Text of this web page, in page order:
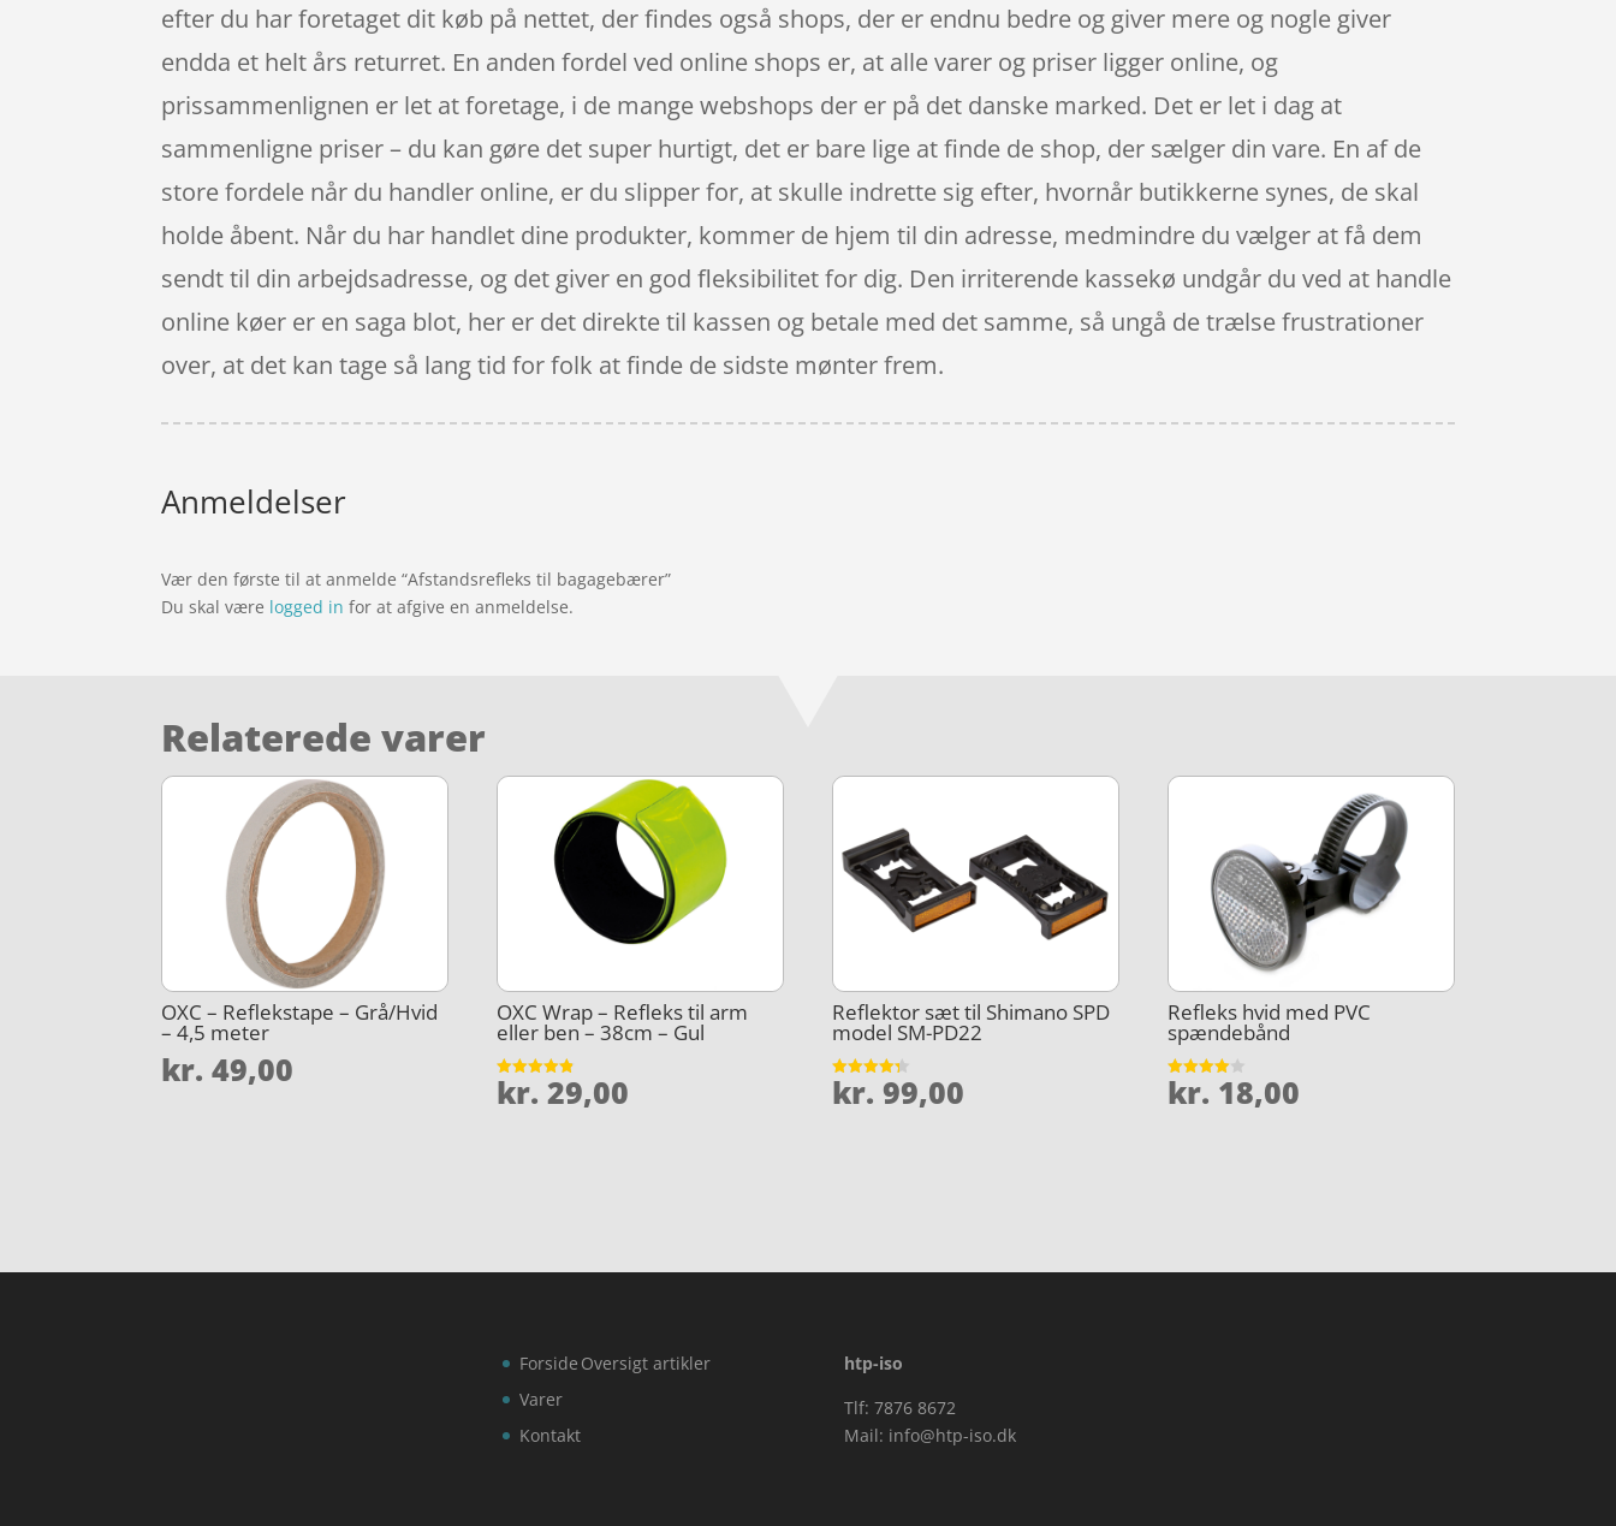
efter du har foretaget dit køb på nettet, der findes også shops, der er endnu bedre og giver mere og nogle giver
endda et helt års returret. En anden fordel ved online shops er, at alle varer og priser ligger online, og
prissammenlignen er let at foretage, i de mange webshops der er på det danske marked. Det er let i dag at
sammenligne priser – du kan gøre det super hurtigt, det er bare lige at finde de shop, der sælger din vare. En af de
store fordele når du handler online, er du slipper for, at skulle indrette sig efter, hvornår butikkerne synes, de skal
holde åbent. Når du har handlet dine produkter, kommer de hjem til din adresse, medmindre du vælger at få dem
sendt til din arbejdsadresse, og det giver en god fleksibilitet for dig. Den irriterende kassekø undgår du ved at handle
online køer er en saga blot, her er det direkte til kassen og betale med det samme, så ungå de trælse frustrationer
over, at det kan tage så lang tid for folk at finde de sidste mønter frem.
Anmeldelser
Vær den første til at anmelde “Afstandsrefleks til bagagebærer”
Du skal være logged in for at afgive en anmeldelse.
Relaterede varer
OXC – Reflekstape – Grå/Hvid
– 4,5 meter
kr. 49,00
OXC Wrap – Refleks til arm
eller ben – 38cm – Gul
Vurderet
4.8
kr. 29,00
Reflektor sæt til Shimano SPD
model SM-PD22
Vurderet
4.3
kr. 99,00
Refleks hvid med PVC
spændebånd
Vurderet
4
kr. 18,00
Forside
Varer
Kontakt
Oversigt artikler
htp-iso
Tlf: 7876 8672
Mail: info@htp-iso.dk